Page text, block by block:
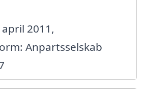
2011,
Anpartsselskab